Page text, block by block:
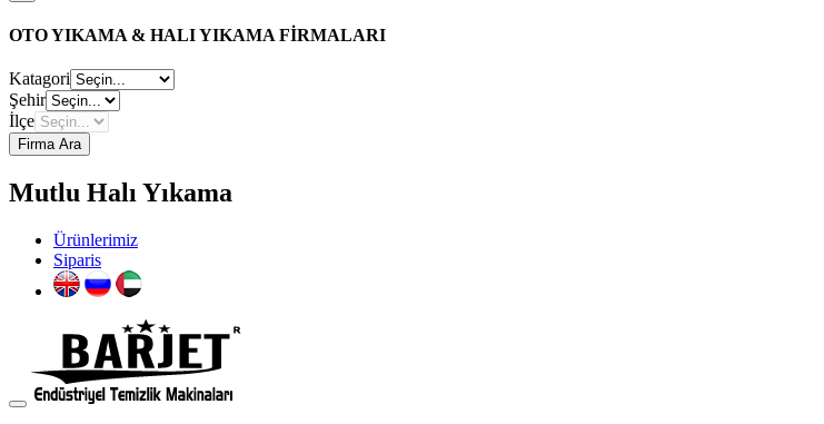
OTO YIKAMA & HALI YIKAMA FİRMALARI
Katagori
Şehir
İlçe
Firma Ara
Mutlu Halı Yıkama
Ürünlerimiz
Siparis